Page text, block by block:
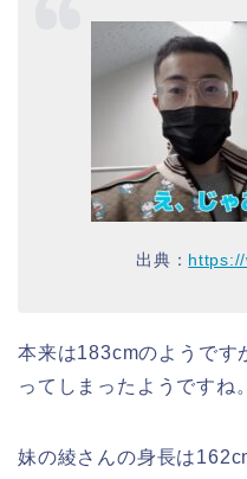
出典：
本来は183cmのようです
ってしまったようですね。
妹の綾さんの身長は